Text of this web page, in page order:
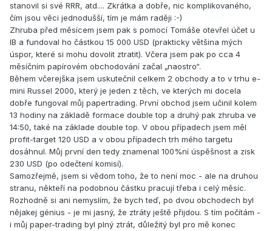
stanovil si své RRR, atd.... Zkrátka a dobře, nic komplikovaného,
čím jsou věci jednodušší, tím je mám raději :-)
Zhruba před měsícem jsem pak s pomocí Tomáše otevřel účet u
IB a fundoval ho částkou 15 000 USD (prakticky většina mých
úspor, které si mohu dovolit ztratit). Včera jsem pak po cca 4
měsíčním papírovém obchodování začal „naostro“.
Během včerejška jsem uskutečnil celkem 2 obchody a to v trhu e-
mini Russel 2000, který je jeden z těch, ve kterých mi docela
dobře fungoval můj papertrading. První obchod jsem učinil kolem
13 hodiny na základě formace double top a druhý pak zhruba ve
14:50, také na základe double top. V obou případech jsem měl
profit-target 120 USD a v obou případech trh mého targetu
dosáhnul. Můj první den tedy znamenal 100%ní úspěšnost a zisk
230 USD (po odečtení komisí).
Samozřejmě, jsem si vědom toho, že to není moc - ale na druhou
stranu, někteří na podobnou částku pracují třeba i celý měsíc.
Rozhodně si ani nemyslím, že bych teď, po dvou obchodech byl
nějakej génius - je mi jasný, že ztráty ještě přijdou. S tím počítám -
i můj paper-trading byl plný ztrát, důležitý byl pro mě konec